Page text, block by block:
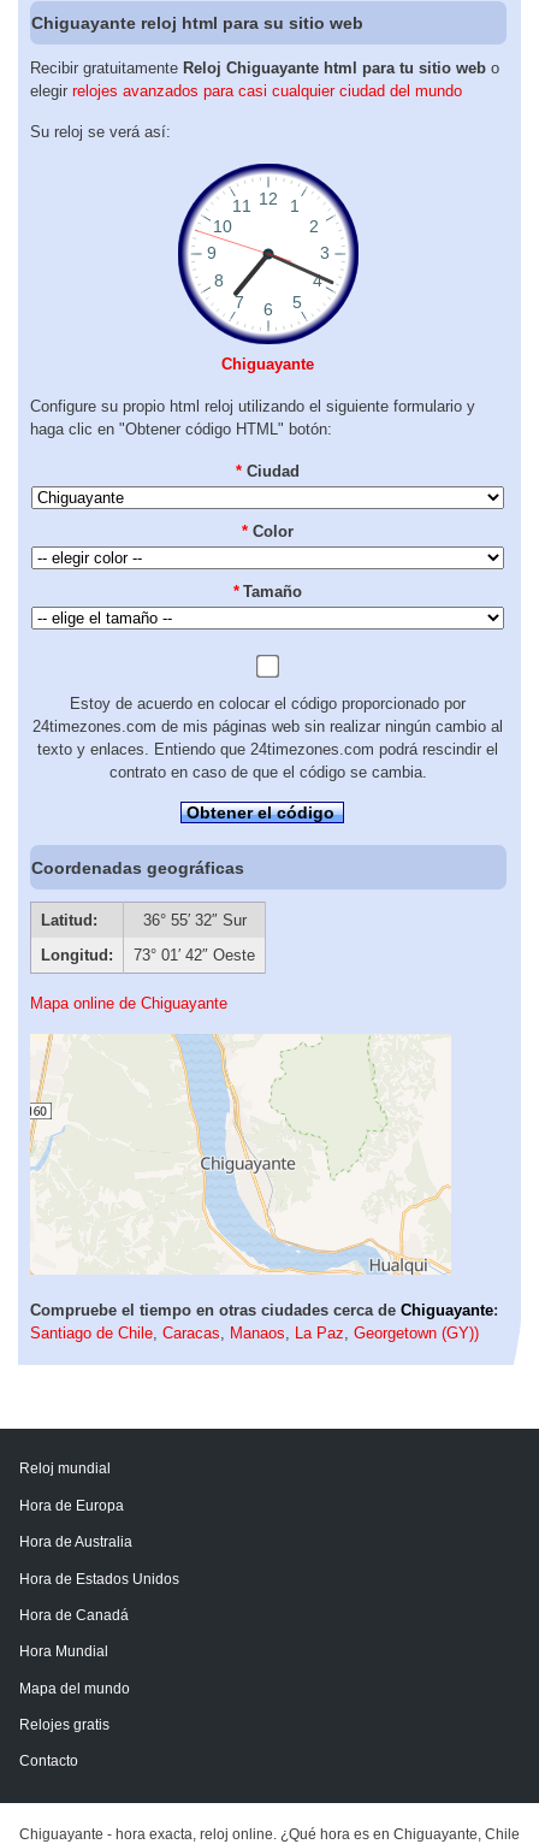
Chiguayante reloj html para su sitio web
Recibir gratuitamente Reloj Chiguayante html para tu sitio web o
elegir relojes avanzados para casi cualquier ciudad del mundo
Su reloj se verá así:
Chiguayante
Configure su propio html reloj utilizando el siguiente formulario y
haga clic en "Obtener código HTML" botón:
* Ciudad
* Color
* Tamaño
Estoy de acuerdo en colocar el código proporcionado por
24timezones.com de mis páginas web sin realizar ningún cambio al
texto y enlaces. Entiendo que 24timezones.com podrá rescindir el
contrato en caso de que el código se cambia.
Obtener el código
Coordenadas geográficas
Latitud:
36° 55′ 32″ Sur
Longitud:
73° 01′ 42″ Oeste
Mapa online de Chiguayante
Compruebe el tiempo en otras ciudades cerca de Chiguayante:
Santiago de Chile Caracas Manaos La Paz Georgetown (GY))
Reloj mundial
Hora de Europa
Hora de Australia
Hora de Estados Unidos
Hora de Canadá
Hora Mundial
Mapa del mundo
Relojes gratis
Contacto
Chiguayante - hora exacta, reloj online. ¿Qué hora es en Chiguayante, Chile